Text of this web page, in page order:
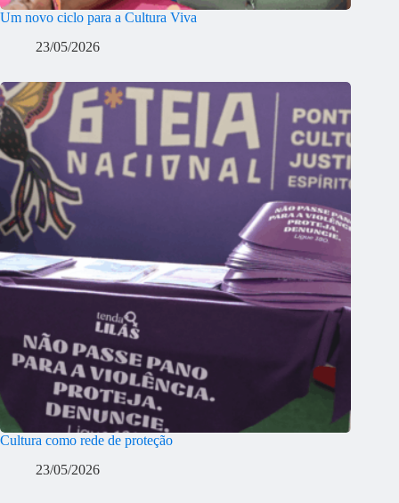
Um novo ciclo para a Cultura Viva
23/05/2026
Cultura como rede de proteção
23/05/2026